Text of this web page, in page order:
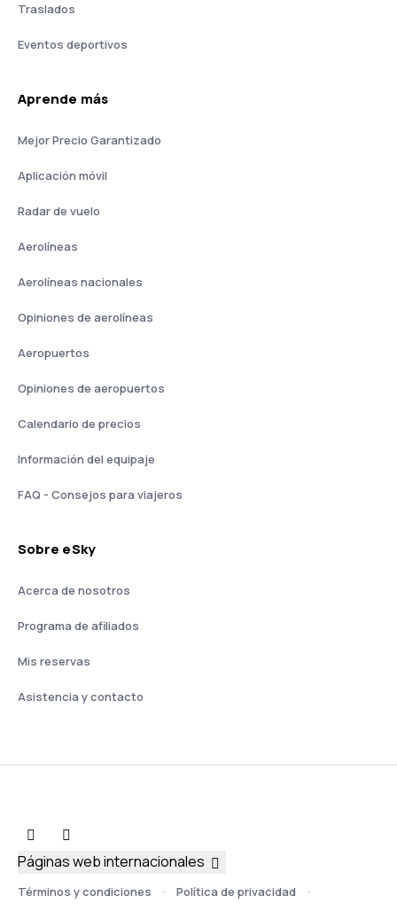
Traslados
Eventos deportivos
Aprende más
Mejor Precio Garantizado
Aplicación móvil
Radar de vuelo
Aerolíneas
Aerolíneas nacionales
Opiniones de aerolíneas
Aeropuertos
Opiniones de aeropuertos
Calendario de precios
Información del equipaje
FAQ - Consejos para viajeros
Sobre eSky
Acerca de nosotros
Programa de afiliados
Mis reservas
Asistencia y contacto
Términos y condiciones Política de privacidad
Páginas web internacionales